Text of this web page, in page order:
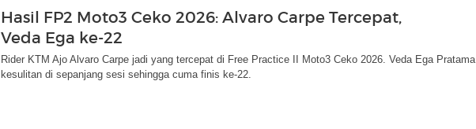
Hasil FP2 Moto3 Ceko 2026: Alvaro Carpe Tercepat,
Veda Ega ke-22
Rider KTM Ajo Alvaro Carpe jadi yang tercepat di Free Practice II Moto3 Ceko 2026. Veda Ega Pratama
kesulitan di sepanjang sesi sehingga cuma finis ke-22.